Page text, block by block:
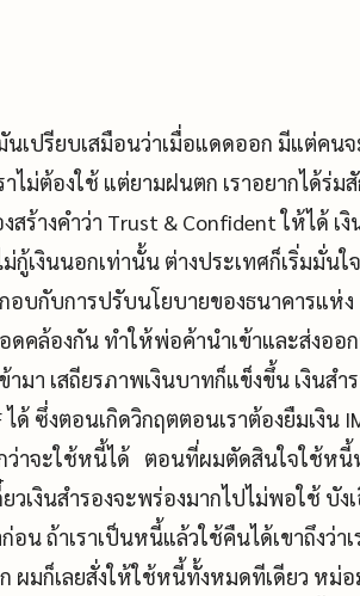
เปรียบเสมือนว่าเมื่อแดดออก มีแต่คนจ
ไม่ต้องใช้ แต่ยามฝนตก เราอยากได้ร่ม
ร้างคำว่า Trust & Confident ให้ได้ เงิ
กู้เงินนอกเท่านั้น ต่างประเทศก็เริ่มมั่นใ
อบกับการปรับนโยบายของธนาคารแห่ง
คล้องกัน ทำให้พ่อค้านำเข้าและส่งออก
ามา เสถียรภาพเงินบาทก็แข็งขึ้น เงินสำ
ด้ ซึ่งตอนเกิดวิกฤตตอนเราต้องยืมเงิน
ว่าจะใช้หนี้ได้ ตอนที่ผมตัดสินใจใช้ห
วเงินสำรองจะพร่องมากไปไม่พอใช้ บัง
น ถ้าเราเป็นหนี้แล้วใช้คืนได้เขาถึงว่าเ
ผมก็เลยสั่งให้ใช้หนี้ทั้งหมดทีเดียว หม่